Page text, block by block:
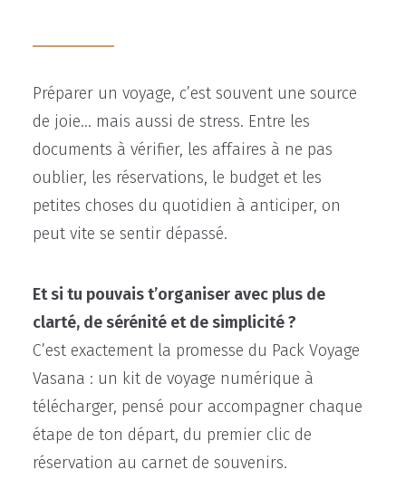
Préparer un voyage, c’est souvent une source
de joie… mais aussi de stress. Entre les
documents à vérifier, les affaires à ne pas
oublier, les réservations, le budget et les
petites choses du quotidien à anticiper, on
peut vite se sentir dépassé.
Et si tu pouvais t’organiser avec plus de
clarté, de sérénité et de simplicité ?
C’est exactement la promesse du Pack Voyage
Vasana : un kit de voyage numérique à
télécharger, pensé pour accompagner chaque
étape de ton départ, du premier clic de
réservation au carnet de souvenirs.